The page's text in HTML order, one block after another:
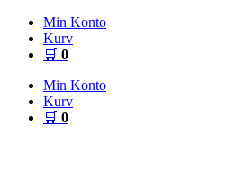
Videre
indhold
Min Konto
Kurv
🛒 0
Min Konto
Kurv
🛒 0